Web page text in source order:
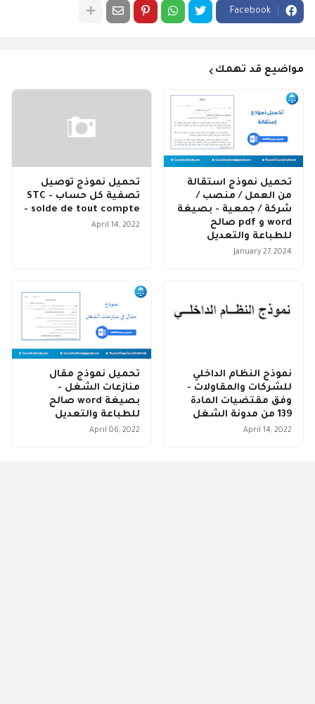
Facebook
مواضيع قد تهمك
تحميل نموذج استقالة
من العمل / منصب /
شركة / جمعية - بصيغة
word و pdf صالح
للطباعة والتعديل
January 27, 2024
تحميل نموذج توصيل
تصفية كل حساب - STC
- solde de tout compte
April 14, 2022
نموذج النظام الداخلي
للشركات والمقاولات -
وفق مقتضيات المادة
139 من مدونة الشغل
April 14, 2022
تحميل نموذج مقال
منازعات الشغل -
بصيغة word صالح
للطباعة والتعديل
April 06, 2022